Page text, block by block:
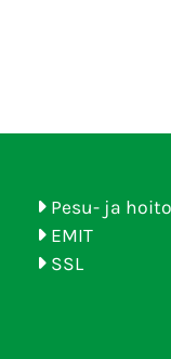
Pesu- ja
EMIT
SSL